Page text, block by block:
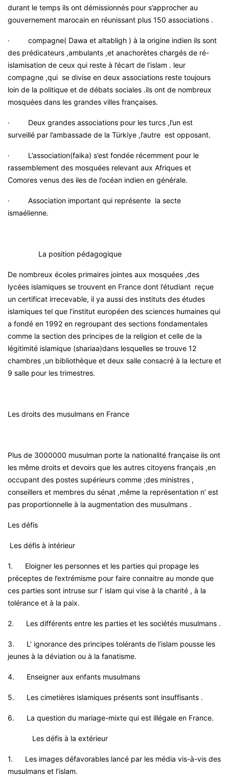
durant le temps ils ont démissionnés pour s’approcher au
gouvernement marocain en réunissant plus 150 associations .
·
compagne( Dawa et altabligh ) à la origine indien ils sont
des prédicateurs ,ambulants ,et anachorètes chargés de ré-
islamisation de ceux qui reste à l’écart de l’islam . leur
compagne ,qui se divise en deux associations reste toujours
loin de la politique et de débats sociales .ils ont de nombreux
mosquées dans les grandes villes françaises.
·
Deux grandes associations pour les turcs ,l’un est
surveillé par l’ambassade de la Türkiye ,l’autre est opposant.
·
L’association(faika) s’est fondée récemment pour le
rassemblement des mosquées relevant aux Afriques et
Comores venus des iles de l’océan indien en générale.
·
Association important qui représente la secte
La position pédagogique
De nombreux écoles primaires jointes aux mosquées ,des
lycées islamiques se trouvent en France dont l’étudiant reçue
un certificat irrecevable, il ya aussi des instituts des études
islamiques tel que l’institut européen des sciences humaines qui
a fondé en 1992 en regroupant des sections fondamentales
comme la section des principes de la religion et celle de la
légitimité islamique (shariaa)dans lesquelles se trouve 12
chambres ,un bibliothèque et deux salle consacré à la lecture et
9 salle pour les trimestres.
Les droits des musulmans en France
Plus de 3000000 musulman porte la nationalité française ils ont
les même droits et devoirs que les autres citoyens français ,en
occupant des postes supérieurs comme ;des ministres ,
conseillers et membres du sénat ,même la représentation n’ est
pas proportionnelle à la augmentation des musulmans .
Les défis
Les défis à intérieur
1.
Eloigner les personnes et les parties qui propage les
préceptes de l’extrémisme pour faire connaitre au monde que
ces parties sont intruse sur l’ islam qui vise à la charité , à la
tolérance et à la paix.
2. Les différents entre les parties et les sociétés musulmans .
3.
L’ ignorance des principes tolérants de l’islam pousse les
jeunes à la déviation ou à la fanatisme.
4. Enseigner aux enfants musulmans
5. Les cimetières islamiques présents sont insuffisants .
6. La question du mariage-mixte qui est illégale en France.
Les défis à la extérieur
1.
Les images défavorables lancé par les média vis-à-vis des
musulmans et l’islam.